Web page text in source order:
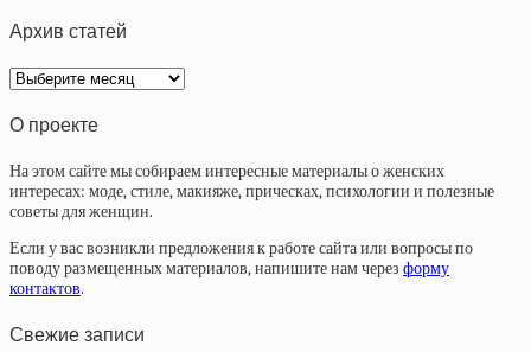
Архив статей
Архив
статей
О проекте
На этом сайте мы собираем интересные материалы о женских
интересах: моде, стиле, макияже, прическах, психологии и полезные
советы для женщин.
Если у вас возникли предложения к работе сайта или вопросы по
поводу размещенных материалов, напишите нам через форму
контактов.
Свежие записи